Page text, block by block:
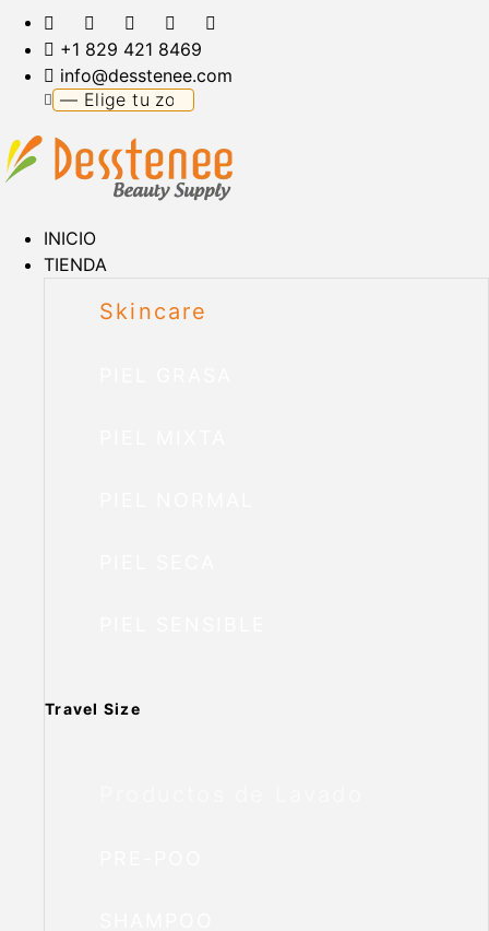
+1 829 421 8469
info@desstenee.com
INICIO
TIENDA
Skincare
Travel Size